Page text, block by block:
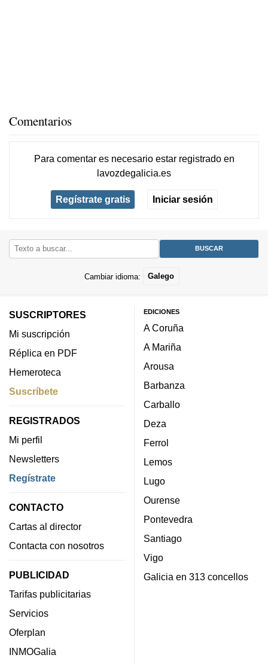
Comentarios
Para comentar es necesario estar registradoen
lavozdegalicia.es
Regístrate gratis Iniciar sesión
Cambiar idioma: Galego
SUSCRIPTORES
Mi suscripción
Réplica en PDF
Hemeroteca
Suscríbete
REGISTRADOS
Mi perfil
Newsletters
Regístrate
CONTACTO
Cartas al director
Contacta con nosotros
PUBLICIDAD
Tarifas publicitarias
Servicios
Oferplan
INMOGalia
EDICIONES
A Coruña
A Mariña
Arousa
Barbanza
Carballo
Deza
Ferrol
Lemos
Lugo
Ourense
Pontevedra
Santiago
Vigo
Galicia en 313 concellos